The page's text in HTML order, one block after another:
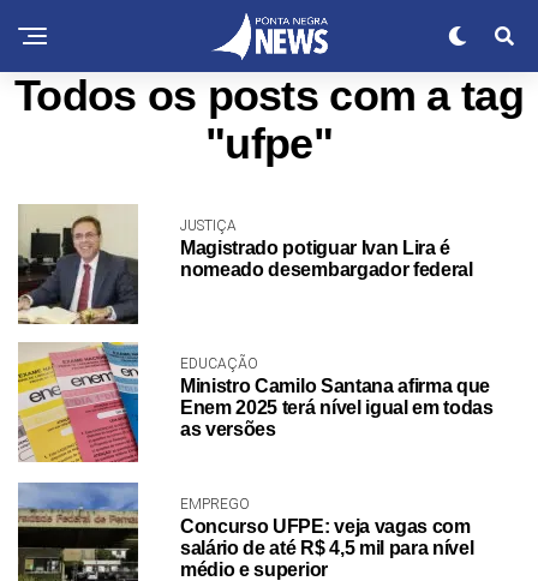
Todos os posts com a tag
"ufpe"
JUSTIÇA
Magistrado potiguar Ivan Lira é
nomeado desembargador federal
EDUCAÇÃO
Ministro Camilo Santana afirma que
Enem 2025 terá nível igual em todas
as versões
EMPREGO
Concurso UFPE: veja vagas com
salário de até R$ 4,5 mil para nível
médio e superior